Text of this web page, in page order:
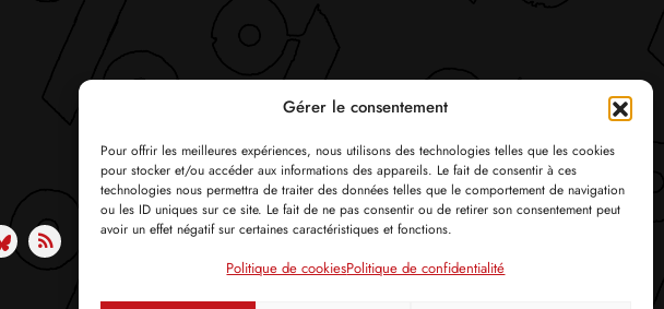
Gérer le consentement
Pour offrir les meilleures expériences, nous utilisons des technologies telles que les cookies
pour stocker et/ou accéder aux informations des appareils. Le fait de consentir à ces
technologies nous permettra de traiter des données telles que le comportement de navigation
ou les ID uniques sur ce site. Le fait de ne pas consentir ou de retirer son consentement peut
avoir un effet négatif sur certaines caractéristiques et fonctions.
Politique de cookiesPolitique de confidentialité